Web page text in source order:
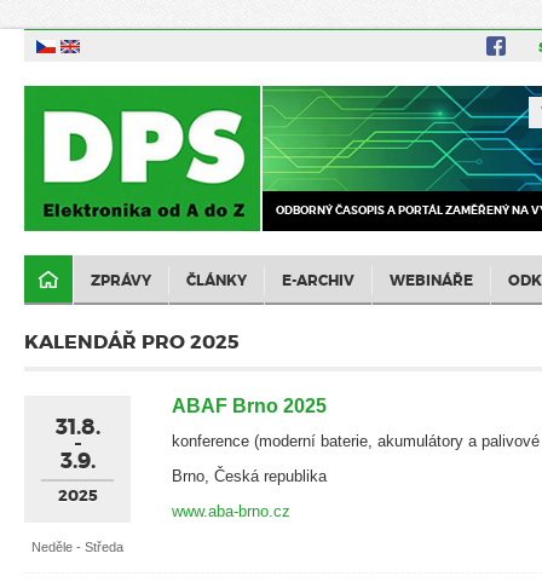
ODBORNÝ ČASOPIS A PORTÁL ZAMĚŘENÝ NA
ZPRÁVY ČLÁNKY E-ARCHIV WEBINÁŘE
KALENDÁŘ PRO 2025
31.8.
3.9.
2025
Neděle - Středa
ABAF Brno 2025
konference (moderní baterie, akumulátory a
Brno, Česká republika
www.aba-brno.cz